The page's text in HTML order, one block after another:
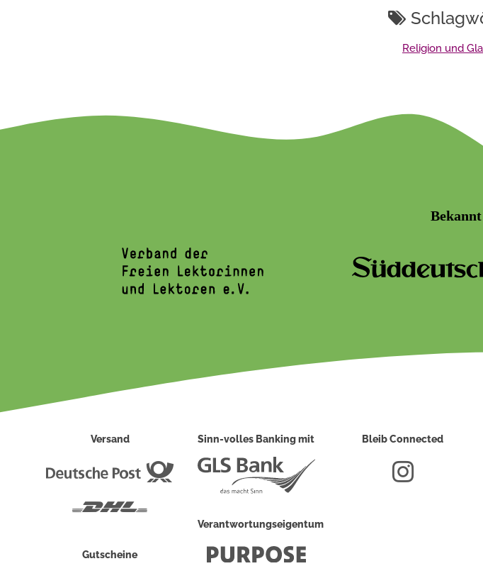
Religion und
Versand
Deutsche
Gutscheine
Sinn-volles Banking mit
Verantwortungseigentum
Bleib Connected